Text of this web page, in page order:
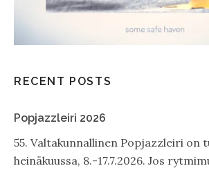
RECENT POSTS
Popjazzleiri 2026
55. Valtakunnallinen Popjazzleiri on
heinäkuussa, 8.-17.7.2026. Jos